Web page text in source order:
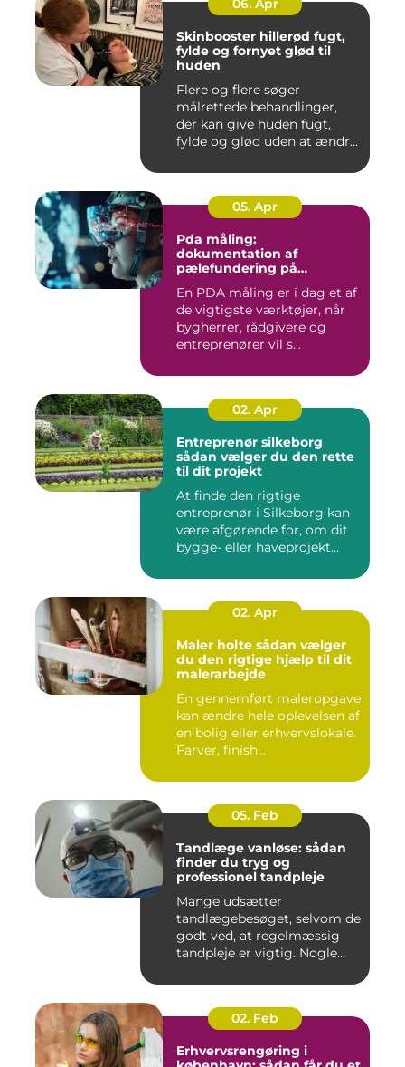
06. Apr
Skinbooster hillerød fugt,
fylde og fornyet glød til
huden
Flere og flere søger
målrettede behandlinger,
der kan give huden fugt,
fylde og glød uden at ændre
05. Apr
Pda måling:
dokumentation af
pælefundering på
En PDA måling er i dag et af
de vigtigste værktøjer, når
bygherrer, rådgivere og
entreprenører vil s...
02. Apr
Entreprenør silkeborg
sådan vælger du den rette
til dit projekt
At finde den rigtige
entreprenør i Silkeborg kan
være afgørende for, om dit
bygge- eller haveprojekt...
02. Apr
Maler holte sådan vælger
du den rigtige hjælp til dit
malerarbejde
En gennemført maleropgave
kan ændre hele oplevelsen af
en bolig eller erhvervslokale.
Farver, finish...
05. Feb
Tandlæge vanløse: sådan
finder du tryg og
professionel tandpleje
Mange udsætter
tandlægebesøget, selvom de
godt ved, at regelmæssig
tandpleje er vigtig. Nogle
02. Feb
Erhvervsrengøring i